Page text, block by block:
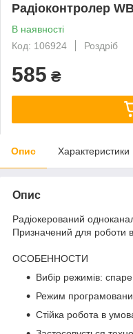
Радіоконтролер
В наявності
Код: 106924
Роздріб
585 ₴
Опис Характеристики
Опис
Радіокерований
Призначений для роботи в
ОСОБЕННОСТИ
Вибір режимів:
Режим
Стійка робота в